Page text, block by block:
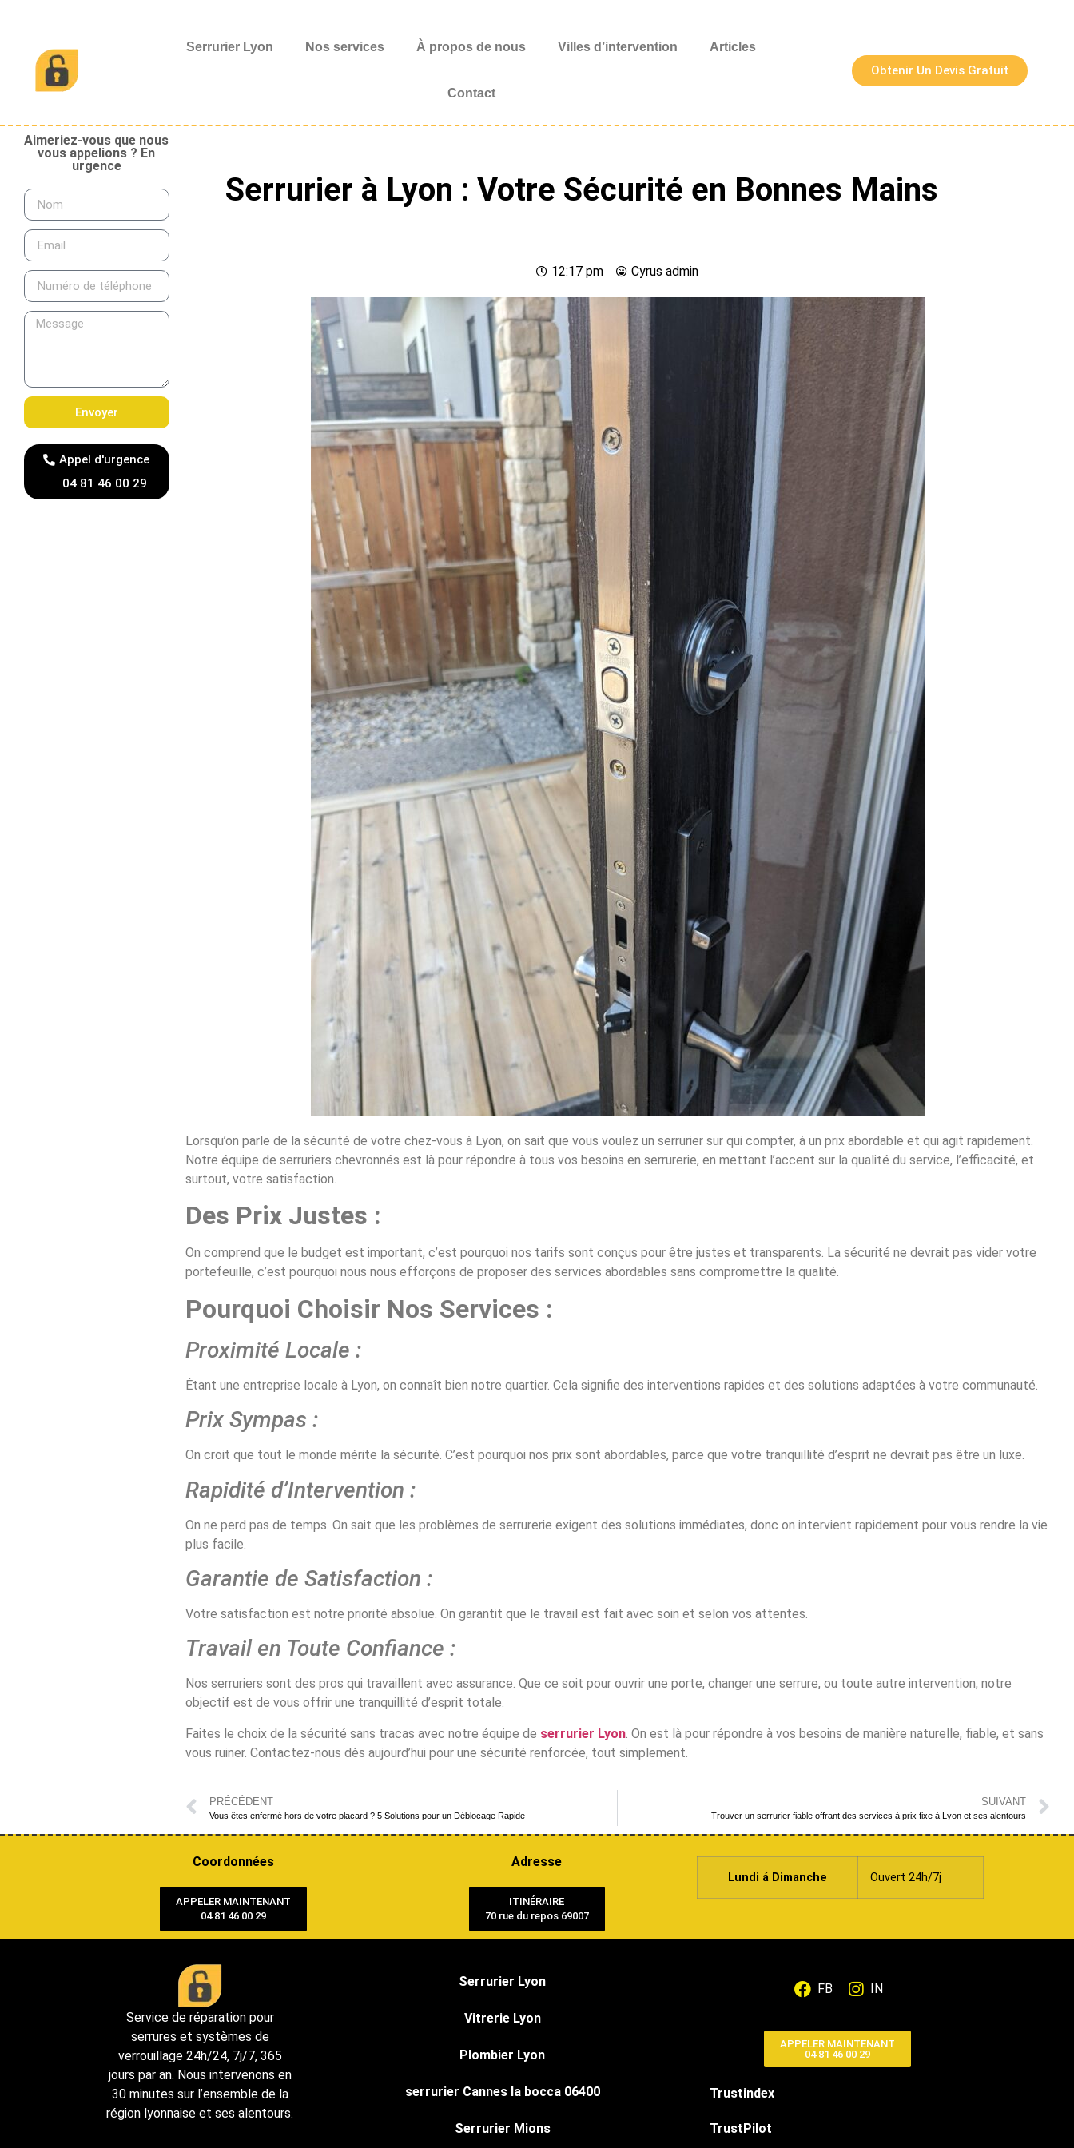
Serrurier Lyon Nos services À propos de nous Villes d’intervention Articles
Contact
Obtenir Un Devis Gratuit
Aimeriez-vous que nous
vous appelions ? En
urgence
Envoyer
Appel d'urgence
04 81 46 00 29
Serrurier à Lyon : Votre Sécurité en Bonnes Mains
12:17 pm Cyrus admin
Lorsqu’on parle de la sécurité de votre chez-vous à Lyon, on sait que vous voulez un serrurier sur qui compter, à un prix abordable et qui agit rapidement.
Notre équipe de serruriers chevronnés est là pour répondre à tous vos besoins en serrurerie, en mettant l’accent sur la qualité du service, l’efficacité, et
surtout, votre satisfaction.
Des Prix Justes :
On comprend que le budget est important, c’est pourquoi nos tarifs sont conçus pour être justes et transparents. La sécurité ne devrait pas vider votre
portefeuille, c’est pourquoi nous nous efforçons de proposer des services abordables sans compromettre la qualité.
Pourquoi Choisir Nos Services :
Proximité Locale :
Étant une entreprise locale à Lyon, on connaît bien notre quartier. Cela signifie des interventions rapides et des solutions adaptées à votre communauté.
Prix Sympas :
On croit que tout le monde mérite la sécurité. C’est pourquoi nos prix sont abordables, parce que votre tranquillité d’esprit ne devrait pas être un luxe.
Rapidité d’Intervention :
On ne perd pas de temps. On sait que les problèmes de serrurerie exigent des solutions immédiates, donc on intervient rapidement pour vous rendre la vie
plus facile.
Garantie de Satisfaction :
Votre satisfaction est notre priorité absolue. On garantit que le travail est fait avec soin et selon vos attentes.
Travail en Toute Confiance :
Nos serruriers sont des pros qui travaillent avec assurance. Que ce soit pour ouvrir une porte, changer une serrure, ou toute autre intervention, notre
objectif est de vous offrir une tranquillité d’esprit totale.
Faites le choix de la sécurité sans tracas avec notre équipe de serrurier Lyon. On est là pour répondre à vos besoins de manière naturelle, fiable, et sans
vous ruiner. Contactez-nous dès aujourd’hui pour une sécurité renforcée, tout simplement.
PRÉCÉDENT
Vous êtes enfermé hors de votre placard ? 5 Solutions pour un Déblocage Rapide
SUIVANT
Trouver un serrurier fiable offrant des services à prix fixe à Lyon et ses alentours
Coordonnées
APPELER MAINTENANT
04 81 46 00 29
Adresse
ITINÉRAIRE
70 rue du repos 69007
Lundi á Dimanche Ouvert 24h/7j
Service de réparation pour
serrures et systèmes de
verrouillage 24h/24, 7j/7, 365
jours par an. Nous intervenons en
30 minutes sur l’ensemble de la
région lyonnaise et ses alentours.
Serrurier Lyon
Vitrerie Lyon
Plombier Lyon
serrurier Cannes la bocca 06400
Serrurier Mions
FB IN
APPELER MAINTENANT
04 81 46 00 29
Trustindex
TrustPilot